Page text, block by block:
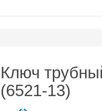
Ключ
(6521-13)